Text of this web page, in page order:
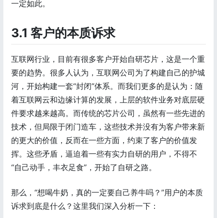
一定如此。
3.1 客户的本质诉求
互联网行业，目前有很多客户开始自研芯片，这是一个重
要的趋势。很多人认为，互联网公司为了构建自己的护城
河，开始构建一套“封闭”体系。而我们更多的是认为：随
着互联网云和边缘计算的发展，上层的软件业务对底层硬
件要求越来越高。而传统的芯片公司，虽然有一些先进的
技术，但局限于闭门造车，这些技术并没有为客户带来新
的更大的价值，反而在一些方面，约束了客户的价值发
挥。这些矛盾，逼迫着一些有实力自研的用户，不得不
“自己动手，丰衣足食”，开始了自研之路。
那么，“想喝牛奶，真的一定要自己养牛吗？”用户的本质
诉求到底是什么？这里我们深入分析一下：